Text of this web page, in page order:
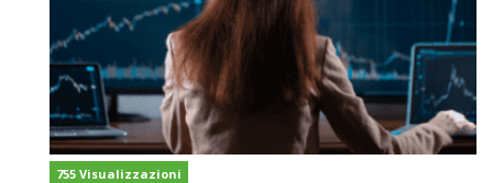
755 Visualizzazioni